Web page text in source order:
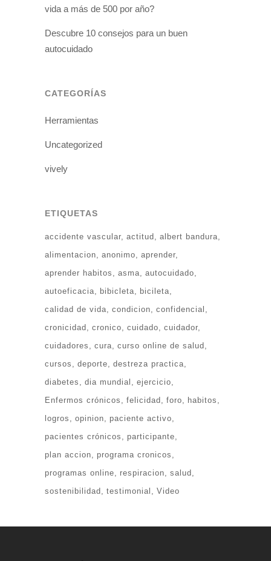
vida a más de 500 por año?
Descubre 10 consejos para un buen
autocuidado
CATEGORÍAS
Herramientas
Uncategorized
vively
ETIQUETAS
accidente vascular actitud
albert bandura
alimentacion
anonimo
aprender
aprender habitos
asma autocuidado
autoeficacia
bibicleta
bicileta
calidad de vida condicion
confidencial
cronicidad
cronico cuidado
cuidador
cuidadores
cura curso online de salud
cursos
deporte
destreza practica
diabetes
dia mundial
ejercicio
Enfermos crónicos
felicidad foro
habitos
logros
opinion
paciente activo
pacientes crónicos
participante
plan accion
programa cronicos
programas online
respiracion
salud
sostenibilidad
testimonial Video